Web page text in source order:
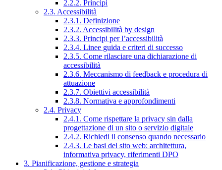
2.2.2. Principi
2.3. Accessibilità
2.3.1. Definizione
2.3.2. Accessibilità by design
2.3.3. Principi per l’accessibilità
2.3.4. Linee guida e criteri di successo
2.3.5. Come rilasciare una dichiarazione di
accessibilità
2.3.6. Meccanismo di feedback e procedura di
attuazione
2.3.7. Obiettivi accessibilità
2.3.8. Normativa e approfondimenti
2.4. Privacy
2.4.1. Come rispettare la privacy sin dalla
progettazione di un sito o servizio digitale
2.4.2. Richiedi il consenso quando necessario
2.4.3. Le basi del sito web: architettura,
informativa privacy, riferimenti DPO
3. Pianificazione, gestione e strategia